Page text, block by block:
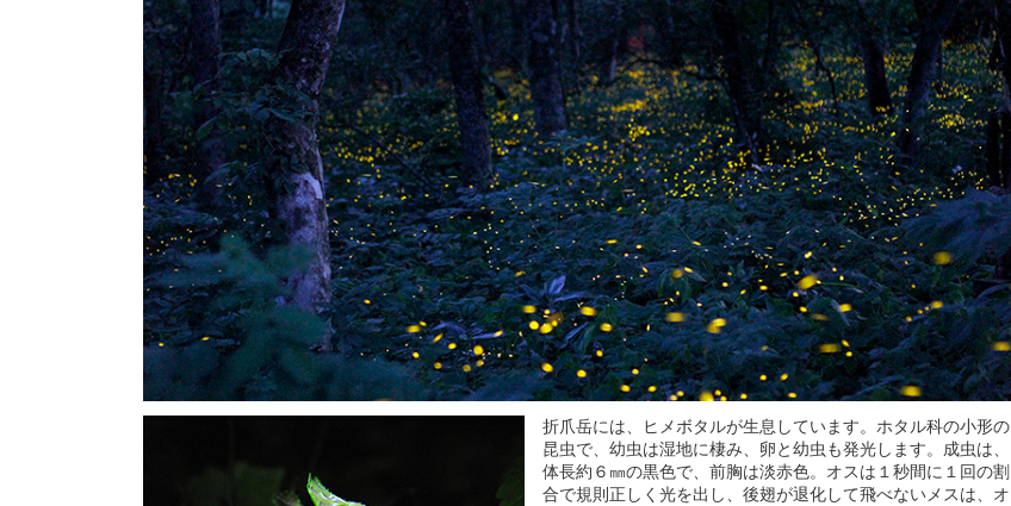
折爪岳には、ヒメボタルが生息しています。ホタル科の小形の
昆虫で、幼虫は湿地に棲み、卵と幼虫も発光します。成虫は、
体長約６㎜の黒色で、前胸は淡赤色。オスは１秒間に１回の割
合で規則正しく光を出し、後翅が退化して飛べないメスは、オ